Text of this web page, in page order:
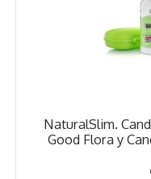
NaturalSlim.
Good Flora y